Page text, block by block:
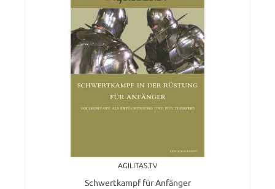
AGILITAS.TV
Schwertkampf für Anfänger